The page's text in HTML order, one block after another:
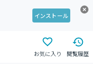
インストール
お気に入り 閲覧履歴